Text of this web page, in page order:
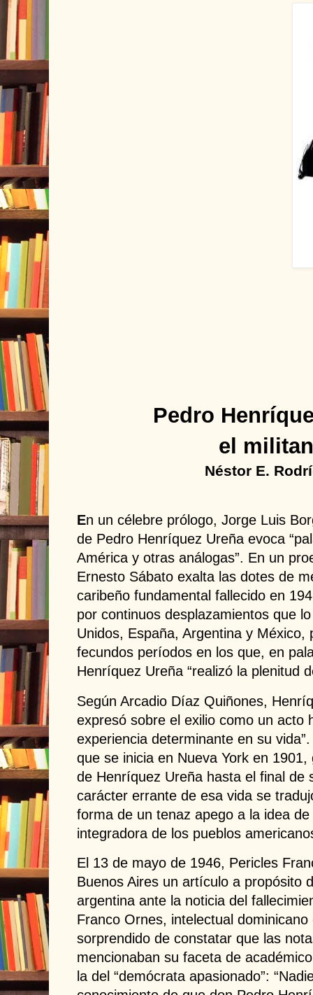
Pedro
el
Néstor E.
En un célebre prólogo, Jorge Luis
de Pedro Henríquez Ureña evoca
América y otras análogas”. En un
Ernesto Sábato exalta las dotes de
caribeño fundamental fallecido en
por continuos desplazamientos que
Unidos, España, Argentina y
fecundos períodos en los que, en
Henríquez Ureña “realizó la plenitud
Según Arcadio Díaz Quiñones,
expresó sobre el exilio como un acto
experiencia determinante en su
que se inicia en Nueva York en
de Henríquez Ureña hasta el final de
carácter errante de esa vida se
forma de un tenaz apego a la idea
integradora de los pueblos
El 13 de mayo de 1946, Pericles
Buenos Aires un artículo a propósito
argentina ante la noticia del
Franco Ornes, intelectual
sorprendido de constatar que las
mencionaban su faceta de
la del “demócrata apasionado”: